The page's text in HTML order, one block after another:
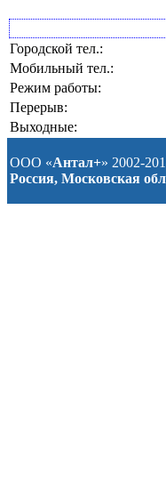
Городской тел.:
Мобильный тел.:
Режим работы:
Перерыв:
Выходные:
ООО «Антал+» 2002-
Россия, Московская